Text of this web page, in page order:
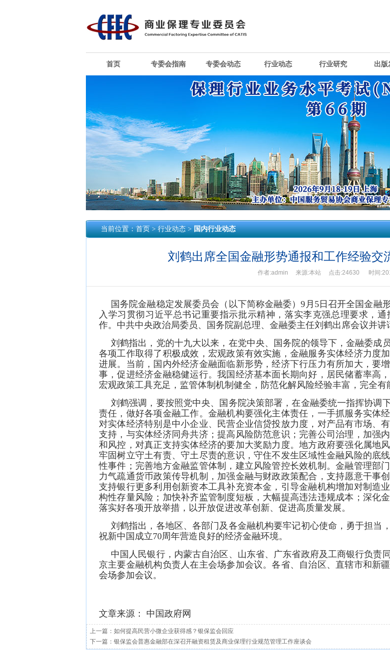
首页 专委会指南 专委会动态 行业动态 行业研究 出版
当前位置：首页> 行业动态 >国内行业动态
刘鹤出席全国金融形势通报和工作经验交
作者:admin 来源:本站 点击:24630 时间
国务院金融稳定发展委员会（以下简称金融委）9月5日召开全国金融
入学习贯彻习近平总书记重要指示批示精神，落实李克强总理要求，
作。中共中央政治局委员、国务院副总理、金融委主任刘鹤出席会议并讲
刘鹤指出，党的十九大以来，在党中央、国务院的领导下，金融委成
各项工作取得了积极成效，宏观政策有效实施，金融服务实体经济力度
进展。当前，国内外经济金融面临新形势，经济下行压力有所加大，要
事，促进经济金融稳健运行。我国经济基本面长期向好，居民储蓄率高
宏观政策工具充足，监管体制机制健全，防范化解风险经验丰富，完全有
刘鹤强调，要按照党中央、国务院决策部署，在金融委统一指挥协调
责任，做好各项金融工作。金融机构要强化主体责任，一手抓服务实体
对实体经济特别是中小企业、民营企业信贷投放力度，对产品有市场、
支持，与实体经济同舟共济；提高风险防范意识；完善公司治理，加强
和风控，对真正支持实体经济的要加大奖励力度。地方政府要强化属地
牢固树立守土有责、守土尽责的意识，守住不发生区域性金融风险的底
性事件；完善地方金融监管体制，建立风险管控长效机制。金融管理部
力气疏通货币政策传导机制，加强金融与财政政策配合，支持愿意干事
支持银行更多利用创新资本工具补充资本金，引导金融机构增加对制造
构性存量风险；加快补齐监管制度短板，大幅提高违法违规成本；深化
落实好各项开放举措，以开放促进改革创新、促进高质量发展。
刘鹤指出，各地区、各部门及各金融机构要牢记初心使命，勇于担当
祝新中国成立70周年营造良好的经济金融环境。
中国人民银行，内蒙古自治区、山东省、广东省政府及工商银行负责
京主要金融机构负责人在主会场参加会议。各省、自治区、直辖市和新
会场参加会议。
文章来源： 中国政府网
上一篇： 如何提高民营小微企业获得感？银保监会回应
下一篇： 银保监会普惠金融部在深召开融资租赁及商业保理行业规范管理工作座谈会